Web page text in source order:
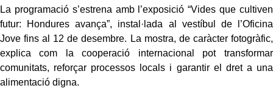
La programació s’estrena amb l’exposició “Vides que cultiven
futur: Hondures avança”, instal·lada al vestíbul de l’Oficina
Jove fins al 12 de desembre. La mostra, de caràcter fotogràfic,
explica com la cooperació internacional pot transformar
comunitats, reforçar processos locals i garantir el dret a una
alimentació digna.